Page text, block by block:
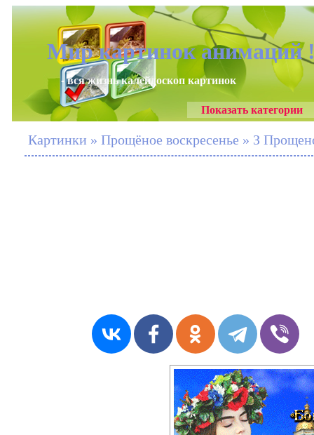
Мир картинок анимаций
- вся жизнь калейдоскоп картинок
Показать категории
Картинки » Прощёное воскресенье » З